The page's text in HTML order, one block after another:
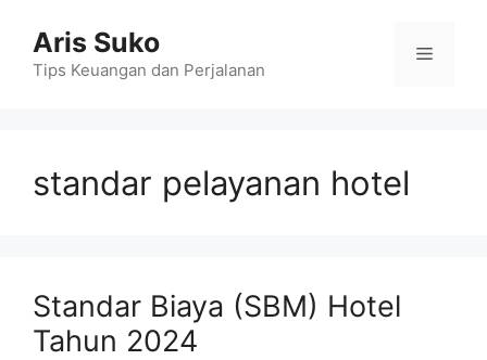
content
Aris Suko
Tips Keuangan dan Perjalanan
Menu
standar pelayanan hotel
Standar Biaya (SBM) Hotel
Tahun 2024